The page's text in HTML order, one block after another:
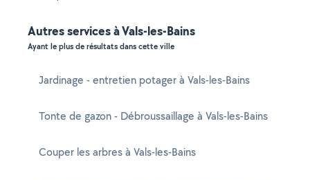
Autres services à Vals-les-Bains
Ayant le plus de résultats dans cette ville
Jardinage - entretien potager à Vals-les-Bains
Tonte de gazon - Débroussaillage à Vals-les-Bains
Couper les arbres à Vals-les-Bains